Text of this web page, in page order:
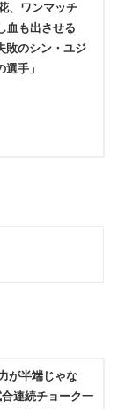
、ワンマッチ
血も出させる
のシン・ユジ
手」
が半端じゃな
連続チョーク一